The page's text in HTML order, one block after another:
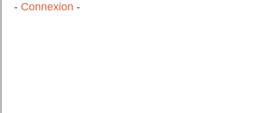
- Connexion -